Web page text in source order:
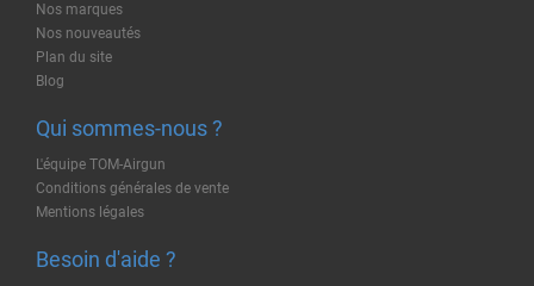
Nos marques
Nos nouveautés
Plan du site
Blog
Qui sommes-nous ?
L'équipe TOM-Airgun
Conditions générales de vente
Mentions légales
Besoin d'aide ?